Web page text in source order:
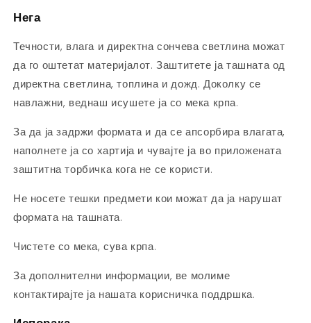
Нега
Течности, влага и директна сончева светлина можат
да го оштетат материјалот. Заштитете ја ташната од
директна светлина, топлина и дожд. Доколку се
навлажни, веднаш исушете ја со мека крпа.
За да ја задржи формата и да се апсорбира влагата,
наполнете ја со хартија и чувајте ја во приложената
заштитна торбичка кога не се користи.
Не носете тешки предмети кои можат да ја нарушат
формата на ташната.
Чистете со мека, сува крпа.
За дополнителни информации, ве молиме
контактирајте ја нашата корисничка поддршка.